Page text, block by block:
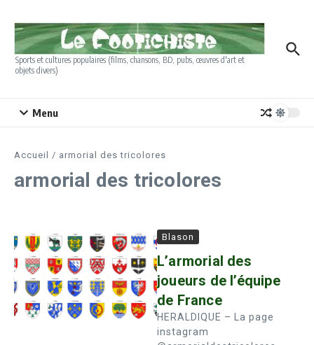
Sports et cultures populaires (films, chansons, BD, pubs, œuvres d'art et
objets divers)
Menu
Accueil / armorial des tricolores
armorial des tricolores
Blason
L’armorial des
joueurs de l’équipe
de France
HERALDIQUE – La page
instagram